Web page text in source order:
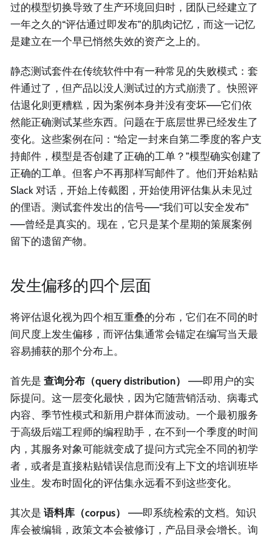
过的模型切换导致了生产环境回归时，团队已经建立了
一年之久的“评估通过即发布”的肌肉记忆，而这一记忆
是建立在一个早已悄然失效的资产之上的。
静态测试套件在传统软件中有一种常见的失败模式：套
件通过了，但产品以没人测试过的方式崩溃了。快照评
估退化则更糟糕，因为案例本身并没有变坏——它们依
然能正确测试某些东西。问题在于底层世界已经发生了
变化。这些案例在问：“给定一封来自第二季度的客户支
持邮件，模型是否创建了正确的工单？”模型确实创建了
正确的工单。但客户不再那样写邮件了。他们开始粘贴
Slack 对话，开始上传截图，开始使用评估集从未见过
的俚语。测试套件发出的信号——“我们可以安全发布”
——曾经是真实的。现在，它只是某个星期的策展案例
留下的遗留产物。
发生偏移的四个层面
将评估退化视为四个相互重叠的分布，它们在不同的时
间尺度上发生偏移，而评估集通常会锚定在编写当天最
容易捕获的那个分布上。
首先是 查询分布（query distribution）
——即用户的实
际提问。这一层变化最快，因为它随营销活动、病毒式
内容、季节性模式和新用户群体而波动。一个最初服务
于高级后端工程师的编程助手，在不到一个季度的时间
内，其服务对象可能就变成了提问方式完全不同的初学
者，或者是直接粘贴错误信息而没有上下文的培训班毕
业生。发布时固化的评估集永远看不到这些变化。
其次是 语料库（corpus）
——即系统检索的文档。知识
库会被编辑，政策文本会被修订，产品目录会增长。询